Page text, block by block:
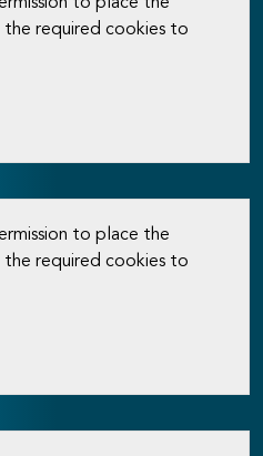
required cookies to
to place the
required cookies to